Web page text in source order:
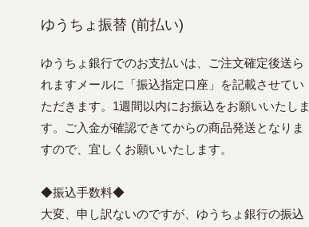
ゆうちょ振替 (前払い)
ゆうちょ銀行でのお支払いは、ご注文確定後送ら
れますメールに「振込指定口座」を記載させてい
ただきます。1週間以内にお振込をお願いいたしま
す。ご入金が確認できてからの商品発送となりま
すので、宜しくお願いいたします。
◆振込手数料◆
大変、申し訳ないのですが、ゆうちょ銀行の振込